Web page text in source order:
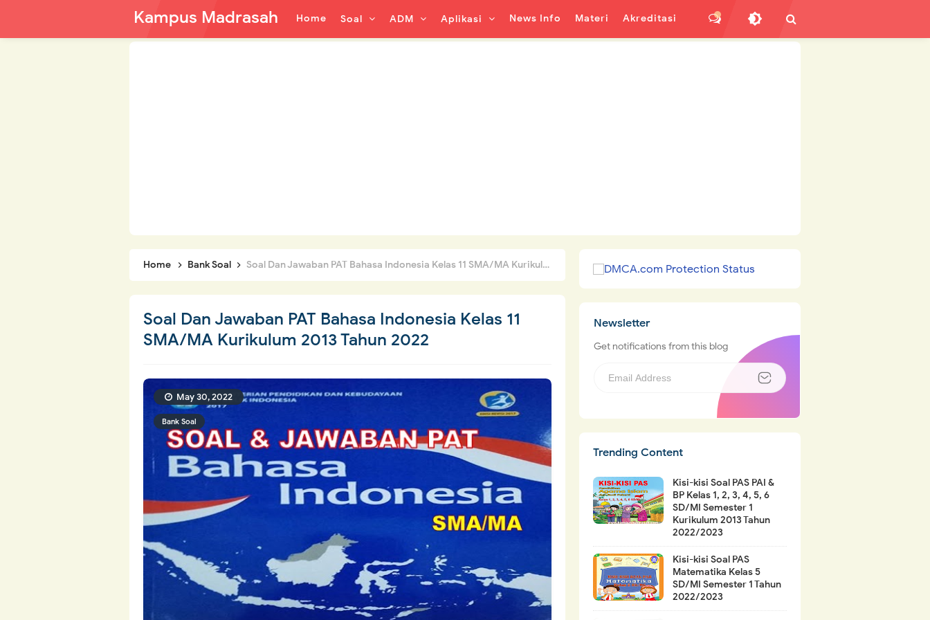
Kampus Madrasah Home Soal ADM Aplikasi News Info Materi Akreditasi
Home Bank Soal Soal Dan Jawaban PAT Bahasa Indonesia Kelas 11 SMA/MA Kurikulum 2013 Tahun 2022
Soal Dan Jawaban PAT Bahasa Indonesia Kelas 11
SMA/MA Kurikulum 2013 Tahun 2022
Bank Soal
May 30, 2022
Newsletter
Get notifications from this blog
Trending Content
Kisi-kisi Soal PAS PAI &
BP Kelas 1, 2, 3, 4, 5, 6
SD/MI Semester 1
Kurikulum 2013 Tahun
2022/2023
Kisi-kisi Soal PAS
Matematika Kelas 5
SD/MI Semester 1 Tahun
2022/2023